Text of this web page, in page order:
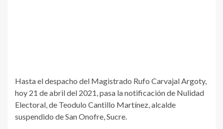
Hasta el despacho del Magistrado Rufo Carvajal Argoty,
hoy 21 de abril del 2021, pasa la notificación de Nulidad
Electoral, de Teodulo Cantillo Martínez, alcalde
suspendido de San Onofre, Sucre.